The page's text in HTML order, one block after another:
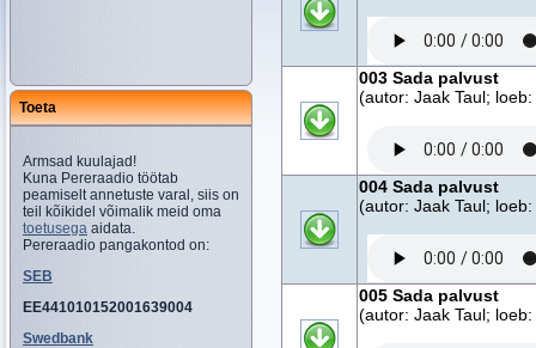
Toeta
Armsad kuulajad!
Kuna Pereraadio töötab
peamiselt annetuste varal, siis on
teil kõikidel võimalik meid oma
toetusega aidata.
Pereraadio pangakontod on:
SEB
EE441010152001639004
Swedbank
003 Sada palvust
(autor: Jaak Taul;
004 Sada palvust
(autor: Jaak Taul;
005 Sada palvust
(autor: Jaak Taul;